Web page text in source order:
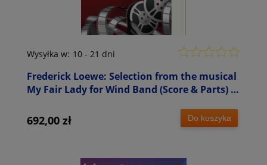
Frederick Loewe: Selection from the musical
My Fair Lady for Wind Band (Score & Parts) -
Wysyłka w: 10 - 21 dni
692,00 zł Do koszyka